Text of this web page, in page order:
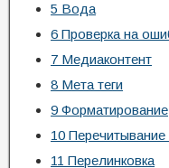
5 Вода
6 Проверка на
7 Медиаконтент
8 Мета теги
9 Форматирование
10 Перечитывание
11 Перелинковка